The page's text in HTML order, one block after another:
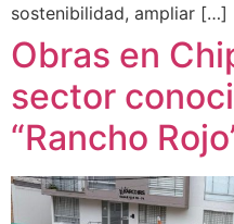
sostenibilidad, ampliar […]
Obras en
sector
“Rancho